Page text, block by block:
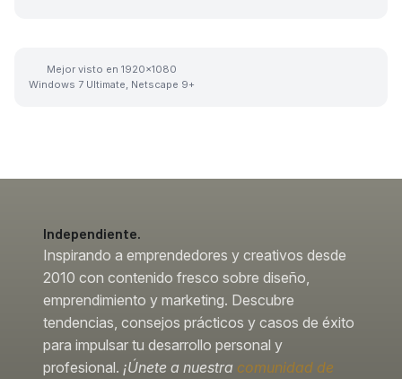
Mejor visto en 1920x1080
Windows 7 Ultimate, Netscape 9+
Independiente.
Inspirando a emprendedores y creativos desde
2010 con contenido fresco sobre diseño,
emprendimiento y marketing. Descubre
tendencias, consejos prácticos y casos de éxito
para impulsar tu desarrollo personal y
profesional. ¡Únete a nuestra comunidad de